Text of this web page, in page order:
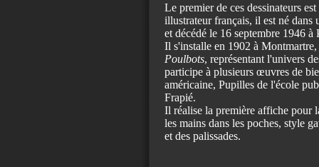
Le premier de ces dessinateurs est
illustrateur français, il est né
et décédé le 16 septembre 1946 à
Il s'installe en 1902 à
Poulbots, représentant l'univers
participe à plusieurs œuvres de
américaine, Pupilles de l'école
Frapié.
Il réalise la première affiche
les mains dans les poches, style
et des palissades.